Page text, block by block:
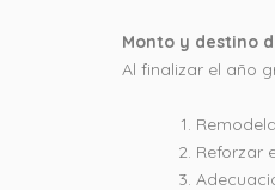
Monto y destino
Al finalizar el año
Reforzar